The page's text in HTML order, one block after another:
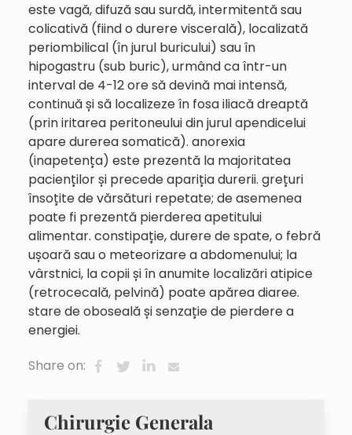
este vagă, difuză sau surdă, intermitentă sau
colicativă (fiind o durere viscerală), localizată
periombilical (în jurul buricului) sau în
hipogastru (sub buric), urmând ca într-un
interval de 4-12 ore să devină mai intensă,
continuă și să localizeze în fosa iliacă dreaptă
(prin iritarea peritoneului din jurul apendicelui
apare durerea somatică). anorexia
(inapetența) este prezentă la majoritatea
pacienților și precede apariția durerii. grețuri
însoțite de vărsături repetate; de asemenea
poate fi prezentă pierderea apetitului
alimentar. constipație, durere de spate, o febră
ușoară sau o meteorizare a abdomenului; la
vârstnici, la copii și în anumite localizări atipice
(retrocecală, pelvină) poate apărea diaree.
stare de oboseală și senzație de pierdere a
energiei.
Share on:
Chirurgie Generala